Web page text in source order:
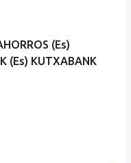
(Es)
(Es) KUTXABANK